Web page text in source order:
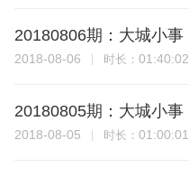
20180806期：大城小事
2018-08-06 时长： 01:40:02
20180805期：大城小事
2018-08-05 时长： 01:00:01